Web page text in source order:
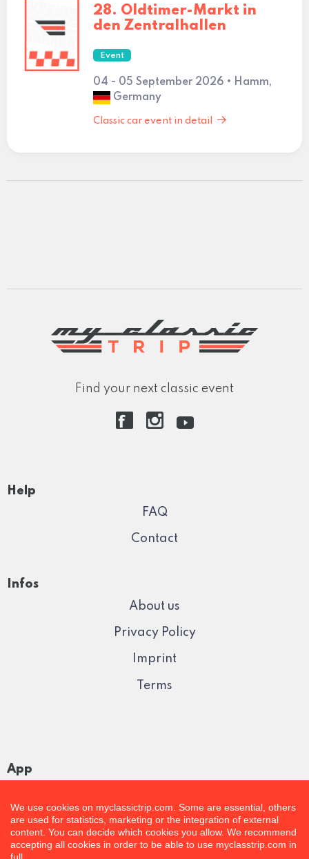
28. Oldtimer-Markt in
den Zentralhallen
Event
04 - 05 September 2026 • Hamm,
Germany
Classic car event in detail
Find your next classic event
Help
FAQ
Contact
Infos
About us
Privacy Policy
Imprint
Terms
App
We use cookies on myclassictrip.com. Some are essential, others
are used for statistics, marketing or the integration of external
content. You can decide which cookies you allow. We recommend
accepting all cookies in order to be able to use myclasstrip.com in